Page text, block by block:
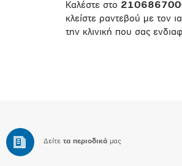
Καλέστε στο
κλείστε ραντεβού με τον
την κλινική που σας
Δείτε τα περιοδικά μας